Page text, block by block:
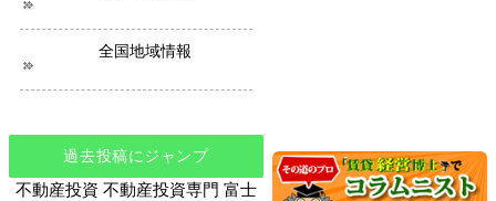
全国地域情報
過去投稿にジャンプ
不動産投資 不動産投資専門 富士